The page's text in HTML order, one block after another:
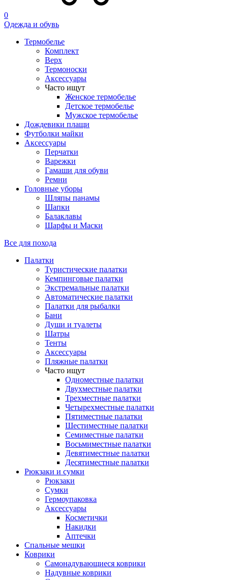
0
Одежда и обувь
Термобелье
Комплект
Верх
Термоноски
Аксессуары
Часто ищут
Женское термобелье
Детское термобелье
Мужское термобелье
Дождевики плащи
Футболки майки
Аксессуары
Перчатки
Варежки
Гамаши для обуви
Ремни
Головные уборы
Шляпы панамы
Шапки
Балаклавы
Шарфы и Маски
Все для похода
Палатки
Туристические палатки
Кемпинговые палатки
Экстремальные палатки
Автоматические палатки
Палатки для рыбалки
Бани
Души и туалеты
Шатры
Тенты
Аксессуары
Пляжные палатки
Часто ищут
Одноместные палатки
Двухместные палатки
Трехместные палатки
Четырехместные палатки
Пятиместные палатки
Шестиместные палатки
Семиместные палатки
Восьмиместные палатки
Девятиместные палатки
Десятиместные палатки
Рюкзаки и сумки
Рюкзаки
Сумки
Гермоупаковка
Аксессуары
Косметички
Накидки
Аптечки
Спальные мешки
Коврики
Самонадувающиеся коврики
Надувные коврики